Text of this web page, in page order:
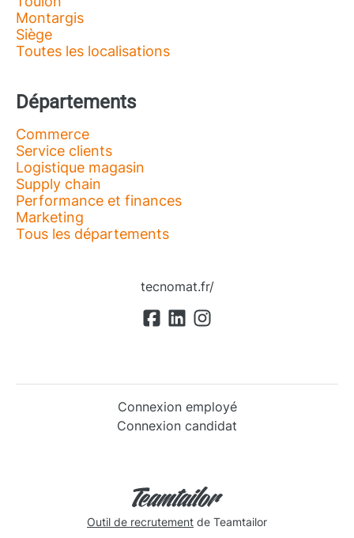
Montargis
Siège
Toutes les localisations
Départements
Commerce
Service clients
Logistique magasin
Supply chain
Performance et finances
Marketing
Tous les départements
tecnomat.fr/
Connexion employé
Connexion candidat
Outil de recrutement de Teamtailor